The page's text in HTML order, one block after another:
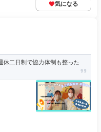
気になる
休二日制で協力体制も整った